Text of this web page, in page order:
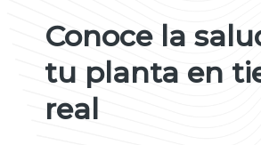
Conoce la
tu planta en
real